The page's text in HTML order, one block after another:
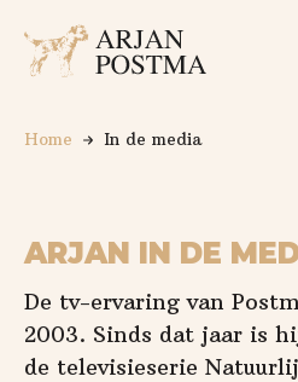
Home In de media
ARJAN IN DE
De tv-ervaring van
2003. Sinds dat jaar is
de televisieserie